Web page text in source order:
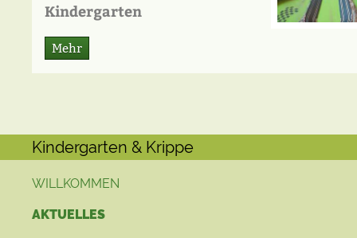
Kindergarten
Mehr
Kindergarten & Krippe
WILLKOMMEN
AKTUELLES